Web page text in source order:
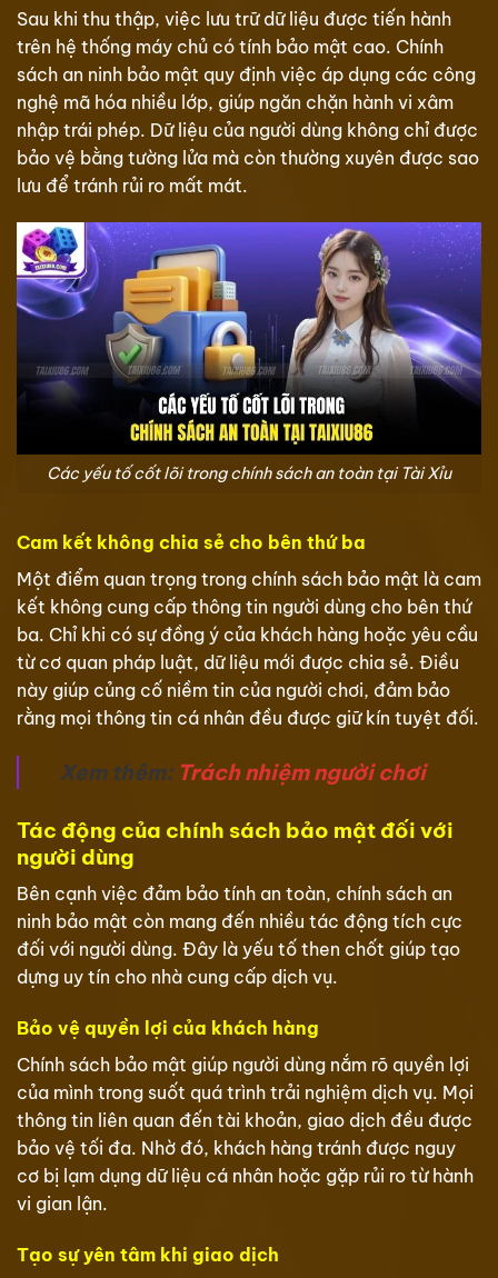
Sau khi thu thập, việc lưu trữ dữ liệu được tiến hành
trên hệ thống máy chủ có tính bảo mật cao. Chính
sách an ninh bảo mật quy định việc áp dụng các công
nghệ mã hóa nhiều lớp, giúp ngăn chặn hành vi xâm
nhập trái phép. Dữ liệu của người dùng không chỉ được
bảo vệ bằng tường lửa mà còn thường xuyên được sao
lưu để tránh rủi ro mất mát.
Các yếu tố cốt lõi trong chính sách an toàn tại Tài Xỉu
Cam kết không chia sẻ cho bên thứ ba
Một điểm quan trọng trong chính sách bảo mật là cam
kết không cung cấp thông tin người dùng cho bên thứ
ba. Chỉ khi có sự đồng ý của khách hàng hoặc yêu cầu
từ cơ quan pháp luật, dữ liệu mới được chia sẻ. Điều
này giúp củng cố niềm tin của người chơi, đảm bảo
rằng mọi thông tin cá nhân đều được giữ kín tuyệt đối.
Xem thêm: Trách nhiệm người chơi
Tác động của chính sách bảo mật đối với
người dùng
Bên cạnh việc đảm bảo tính an toàn, chính sách an
ninh bảo mật còn mang đến nhiều tác động tích cực
đối với người dùng. Đây là yếu tố then chốt giúp tạo
dựng uy tín cho nhà cung cấp dịch vụ.
Bảo vệ quyền lợi của khách hàng
Chính sách bảo mật giúp người dùng nắm rõ quyền lợi
của mình trong suốt quá trình trải nghiệm dịch vụ. Mọi
thông tin liên quan đến tài khoản, giao dịch đều được
bảo vệ tối đa. Nhờ đó, khách hàng tránh được nguy
cơ bị lạm dụng dữ liệu cá nhân hoặc gặp rủi ro từ hành
vi gian lận.
Tạo sự yên tâm khi giao dịch